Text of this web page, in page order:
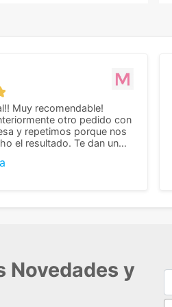
Muy recomendable!
otro pedido con
y repetimos porque nos
el resultado. Te dan un
cuando se trata
Novedades y